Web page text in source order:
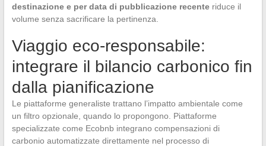
destinazione e per data di pubblicazione recenteriduce il
volume senza sacrificare la pertinenza.
Viaggio eco-responsabile:
integrare il bilancio carbonico fin
dalla pianificazione
Le piattaforme generaliste trattano l’impatto ambientale come
un filtro opzionale, quando lo propongono. Piattaforme
specializzate come Ecobnb integrano compensazioni di
carbonio automatizzate direttamente nel processo di